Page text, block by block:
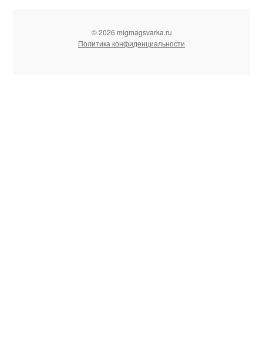
© 2026 migmagsvarka.ru
Политика конфиденциальности